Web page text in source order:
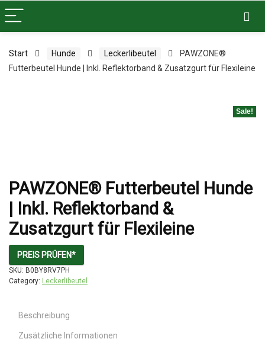
Start Hunde Leckerlibeutel
PAWZONE®
Futterbeutel Hunde | Inkl. Reflektorband & Zusatzgurt für Flexileine
Sale!
PAWZONE® Futterbeutel Hunde
| Inkl. Reflektorband &
Zusatzgurt für Flexileine
PREIS PRÜFEN*
SKU: B0BY8RV7PH
Category: Leckerlibeutel
Beschreibung
Zusätzliche Informationen